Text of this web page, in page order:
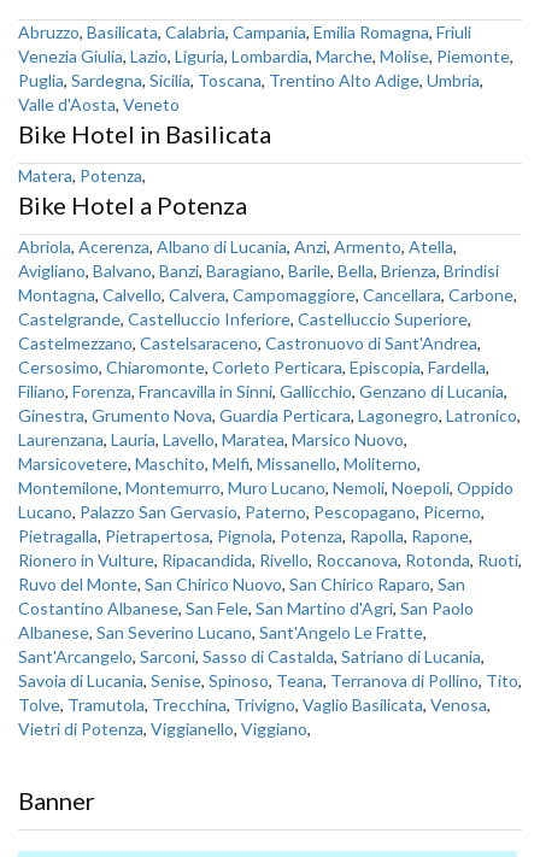
Abruzzo, Basilicata, Calabria, Campania, Emilia Romagna, Friuli
Venezia Giulia, Lazio, Liguria, Lombardia, Marche, Molise, Piemonte,
Puglia, Sardegna, Sicilia, Toscana, Trentino Alto Adige, Umbria,
Valle d'Aosta, Veneto
Bike Hotel in Basilicata
Matera, Potenza,
Bike Hotel a Potenza
Abriola, Acerenza, Albano di Lucania, Anzi, Armento, Atella,
Avigliano, Balvano, Banzi, Baragiano, Barile, Bella, Brienza, Brindisi
Montagna, Calvello, Calvera, Campomaggiore, Cancellara, Carbone,
Castelgrande, Castelluccio Inferiore, Castelluccio Superiore,
Castelmezzano, Castelsaraceno, Castronuovo di Sant'Andrea,
Cersosimo, Chiaromonte, Corleto Perticara, Episcopia, Fardella,
Filiano, Forenza, Francavilla in Sinni, Gallicchio, Genzano di Lucania,
Ginestra, Grumento Nova, Guardia Perticara, Lagonegro, Latronico,
Laurenzana, Lauria, Lavello, Maratea, Marsico Nuovo,
Marsicovetere, Maschito, Melfi, Missanello, Moliterno,
Montemilone, Montemurro, Muro Lucano, Nemoli, Noepoli, Oppido
Lucano, Palazzo San Gervasio, Paterno, Pescopagano, Picerno,
Pietragalla, Pietrapertosa, Pignola, Potenza, Rapolla, Rapone,
Rionero in Vulture, Ripacandida, Rivello, Roccanova, Rotonda, Ruoti,
Ruvo del Monte, San Chirico Nuovo, San Chirico Raparo, San
Costantino Albanese, San Fele, San Martino d'Agri, San Paolo
Albanese, San Severino Lucano, Sant'Angelo Le Fratte,
Sant'Arcangelo, Sarconi, Sasso di Castalda, Satriano di Lucania,
Savoia di Lucania, Senise, Spinoso, Teana, Terranova di Pollino, Tito,
Tolve, Tramutola, Trecchina, Trivigno, Vaglio Basilicata, Venosa,
Vietri di Potenza, Viggianello, Viggiano,
Banner